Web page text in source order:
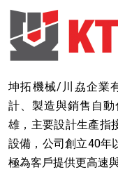
坤拓機械/川劦企業
計、製造與銷售自
雄，主要設計生產指
設備，公司創立40年
極為客戶提供更高速